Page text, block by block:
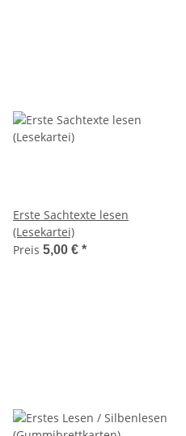
Erste Sachtexte lesen
(Lesekartei)
Preis 5,00 € *